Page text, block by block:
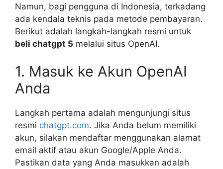
Namun, bagi pengguna di Indonesia, terkadang
ada kendala teknis pada metode pembayaran.
Berikut adalah langkah-langkah resmi untuk
beli chatgpt 5 melalui situs OpenAI.
1. Masuk ke Akun OpenAI
Anda
Langkah pertama adalah mengunjungi situs
resmi chatgpt.com. Jika Anda belum memiliki
akun, silakan mendaftar menggunakan alamat
email aktif atau akun Google/Apple Anda.
Pastikan data yang Anda masukkan adalah